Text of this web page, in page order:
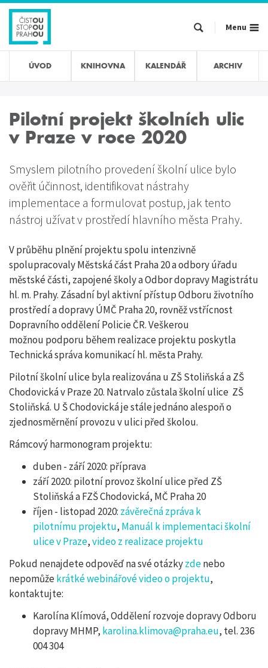
Přejít
hlavnímu
obsahu
Menu
ÚVOD KNIHOVNA KALENDÁŘ ARCHIV
Pilotní projekt školních ulic
v Praze v roce 2020
Smyslem pilotního provedení školní ulice bylo
ověřit účinnost, identifikovat nástrahy
implementace a formulovat postup, jak tento
nástroj užívat v prostředí hlavního města Prahy.
V průběhu plnění projektu spolu intenzivně
spolupracovaly Městská část Praha 20 a odbory úřadu
městské části, zapojené školy a Odbor dopravy Magistrátu
hl. m. Prahy. Zásadní byl aktivní přístup Odboru životního
prostředí a dopravy ÚMČ Praha 20, rovněž vstřícnost
Dopravního oddělení Policie ČR. Veškerou
možnou podporu během realizace projektu poskytla
Technická správa komunikací hl. města Prahy.
Pilotní školní ulice byla realizována u ZŠ Stoliňská a ZŠ
Chodovická v Praze 20. Natrvalo zůstala školní ulice ZŠ
Stoliňská. U Š Chodovická je stále jednáno alespoň o
zjednosměrnění provozu v ulici před školou.
Rámcový harmonogram projektu:
duben - září 2020: příprava
září 2020: pilotní provoz školní ulice před ZŠ
Stoliňská a FZŠ Chodovická, MČ Praha 20
říjen - listopad 2020: závěrečná zpráva k
pilotnímu projektu, Manuál k implementaci školní
ulice v Praze,video z realizace projektu
Pokud nenajdete odpověď na své otázkyzdenebo
nepomůžekrátké webinářové video o projektu,
kontaktujte:
Karolína Klímová, Oddělení rozvoje dopravy Odboru
dopravy MHMP, karolina.klimova@praha.eu, tel. 236
004 304